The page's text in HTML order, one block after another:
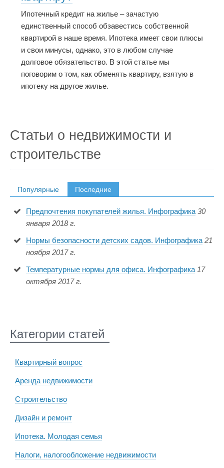
Ипотечный кредит на жилье – зачастую
единственный способ обзавестись собственной
квартирой в наше время. Ипотека имеет свои плюсы
и свои минусы, однако, это в любом случае
долговое обязательство. В этой статье мы
поговорим о том, как обменять квартиру, взятую в
ипотеку на другое жилье.
Статьи о недвижимости и
строительстве
Популярные Последние
Предпочтения покупателей жилья. Инфографика 30
января 2018 г.
Нормы безопасности детских садов. Инфографика 21
ноября 2017 г.
Температурные нормы для офиса. Инфографика 17
октября 2017 г.
Категории статей
Квартирный вопрос
Аренда недвижимости
Строительство
Дизайн и ремонт
Ипотека. Молодая семья
Налоги, налогообложение недвижимости